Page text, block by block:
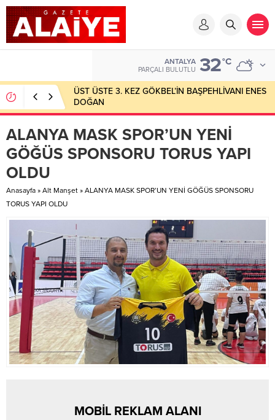
ANTALYA
PARÇALI BULUTLU 32°C
ÜST ÜSTE 3. KEZ GÖKBEL’İN BAŞPEHLİVANI ENES
DOĞAN
ALANYA MASK SPOR’UN YENİ
GÖĞÜS SPONSORU TORUS YAPI
OLDU
Anasayfa » Alt Manşet » ALANYA MASK SPOR’UN YENİ GÖĞÜS SPONSORU
TORUS YAPI OLDU
MOBİL REKLAM ALANI